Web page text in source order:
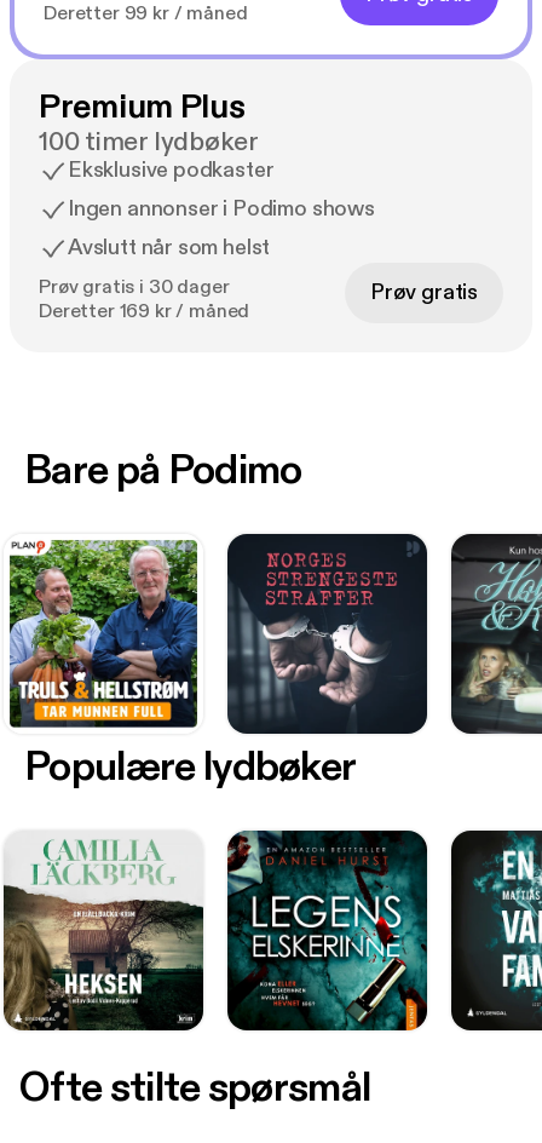
Deretter 99 kr / måned
Premium Plus
100 timer lydbøker
Eksklusive podkaster
Ingen annonser i Podimo shows
Avslutt når som helst
Prøv gratis i 30 dager
Deretter 169 kr / måned
Prøv gratis
Bare på Podimo
Populære lydbøker
Ofte stilte spørsmål